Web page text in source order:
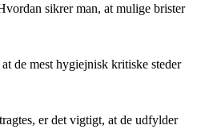
sikrer man, at mulige brister
de mest hygiejnisk kritiske steder
er det vigtigt, at de udfylder